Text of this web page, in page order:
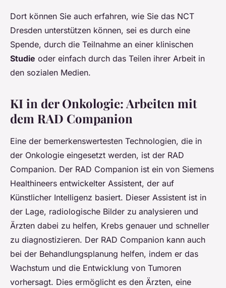
Dort können Sie auch erfahren, wie Sie das NCT
Dresden unterstützen können, sei es durch eine
Spende, durch die Teilnahme an einer klinischen
Studie oder einfach durch das Teilen ihrer Arbeit in
den sozialen Medien.
KI in der Onkologie: Arbeiten mit
dem RAD Companion
Eine der bemerkenswertesten Technologien, die in
der Onkologie eingesetzt werden, ist der RAD
Companion. Der RAD Companion ist ein von Siemens
Healthineers entwickelter Assistent, der auf
Künstlicher Intelligenz basiert. Dieser Assistent ist in
der Lage, radiologische Bilder zu analysieren und
Ärzten dabei zu helfen, Krebs genauer und schneller
zu diagnostizieren. Der RAD Companion kann auch
bei der Behandlungsplanung helfen, indem er das
Wachstum und die Entwicklung von Tumoren
vorhersagt. Dies ermöglicht es den Ärzten, eine